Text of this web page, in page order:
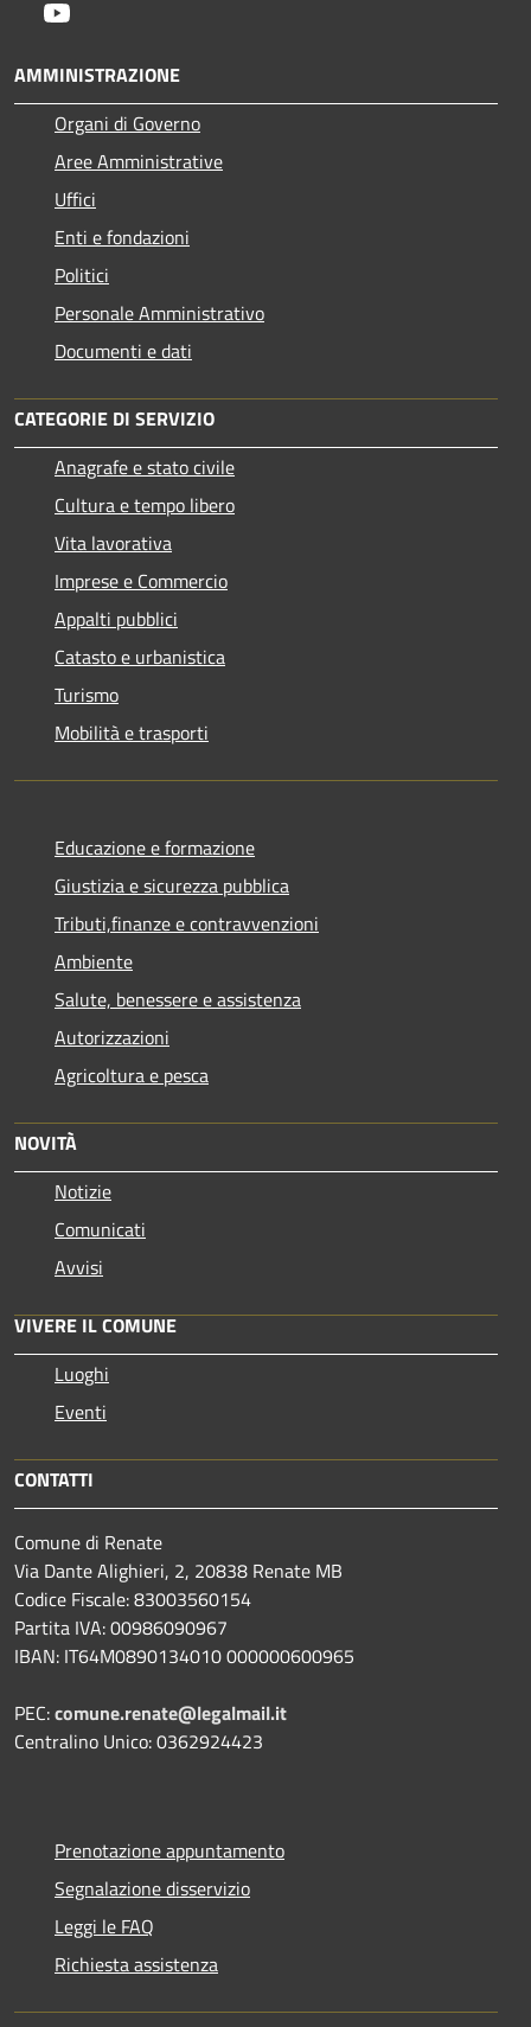
AMMINISTRAZIONE
Organi di Governo
Aree Amministrative
Uffici
Enti e fondazioni
Politici
Personale Amministrativo
Documenti e dati
CATEGORIE DI SERVIZIO
Anagrafe e stato civile
Cultura e tempo libero
Vita lavorativa
Imprese e Commercio
Appalti pubblici
Catasto e urbanistica
Turismo
Mobilità e trasporti
Educazione e formazione
Giustizia e sicurezza pubblica
Tributi,finanze e contravvenzioni
Ambiente
Salute, benessere e assistenza
Autorizzazioni
Agricoltura e pesca
NOVITÀ
Notizie
Comunicati
Avvisi
VIVERE IL COMUNE
Luoghi
Eventi
CONTATTI
Comune di Renate
Via Dante Alighieri, 2, 20838 Renate MB
Codice Fiscale: 83003560154
Partita IVA: 00986090967
IBAN: IT64M0890134010 000000600965
PEC:comune.renate@legalmail.it
Centralino Unico: 0362924423
Prenotazione appuntamento
Segnalazione disservizio
Leggi le FAQ
Richiesta assistenza